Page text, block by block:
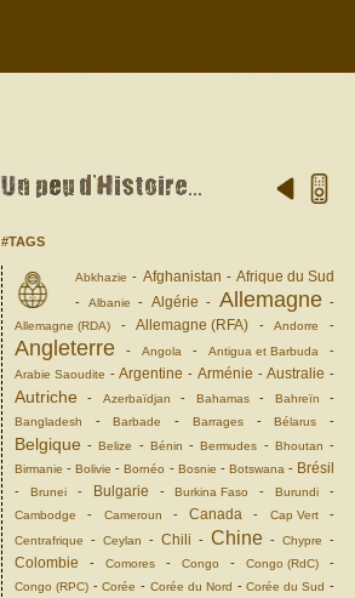
#TAGS
Abkhazie - Afghanistan - Afrique du Sud
- Albanie - Algérie - Allemagne-
Allemagne (RDA) -Allemagne (RFA) -Andorre -
Angleterre - Angola - Antigua et Barbuda -
Arabie Saoudite -Argentine - Arménie -Australie -
Autriche - Azerbaïdjan - Bahamas- Bahreïn -
Bangladesh -Barbade - Barrages-Bélarus -
Belgique -Belize - Bénin -Bermudes - Bhoutan -
Birmanie -Bolivie -Bornéo - Bosnie - Botswana - Brésil
- Brunei- Bulgarie -Burkina Faso -Burundi -
Cambodge - Cameroun -Canada - Cap Vert-
Centrafrique - Ceylan - Chili - Chine - Chypre -
Colombie - Comores - Congo - Congo (RdC) -
Congo (RPC) -Corée - Corée du Nord -Corée du Sud -